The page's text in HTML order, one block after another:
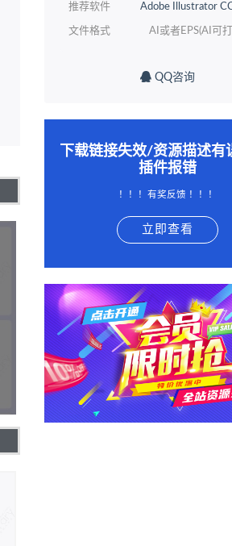
推荐软件 Adobe Illustrator
文件格式 AI或者EPS(AI可
QQ咨询
下载链接失效/资源描述有
插件报错
！！！有奖反馈 ！！！
立即查看